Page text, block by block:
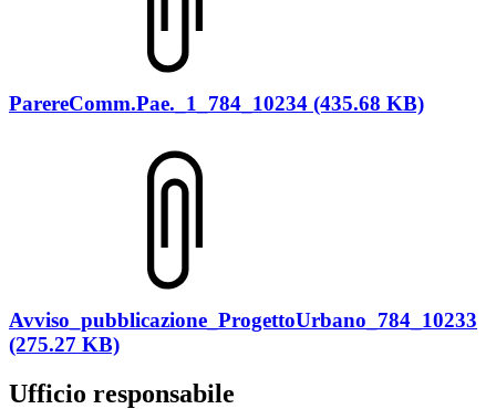
ParereComm.Pae._1_784_10234 (435.68 KB)
Avviso_pubblicazione_ProgettoUrbano_784_10233
(275.27 KB)
Ufficio responsabile